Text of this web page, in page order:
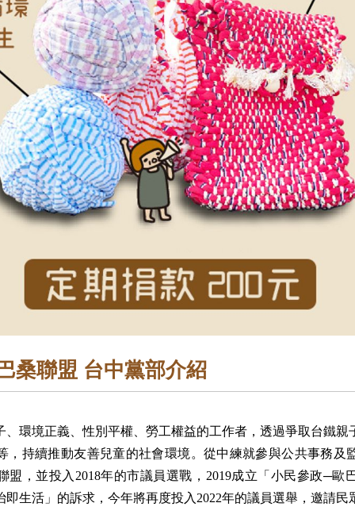
桑聯盟 台中黨部介紹
、環境正義、性別平權、勞工權益的工作者，透過爭取台鐵親
，持續推動友善兒童的社會環境。從中練就參與公共事務及
盟，並投入2018年的市議員選戰，2019成立「小民參政─歐
即生活」的訴求，今年將再度投入2022年的議員選舉，邀請民